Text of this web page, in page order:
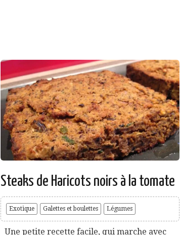
Steaks de Haricots noirs à la tomate
Exotique Galettes et boulettes Légumes
Une petite recette facile, qui marche avec